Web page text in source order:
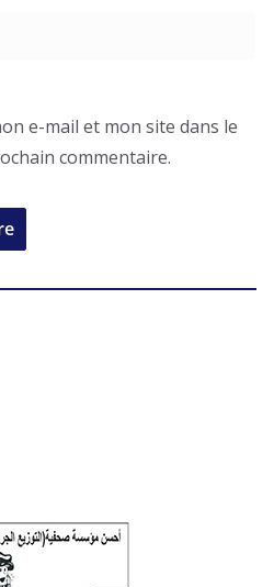
e-mail et mon site dans le
commentaire.